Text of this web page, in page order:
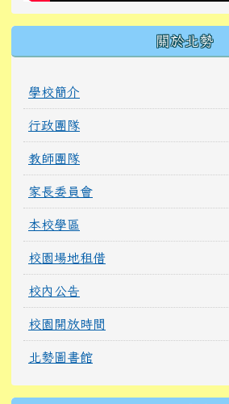
關於北勢
學校簡介
行政團隊
教師團隊
家長委員會
本校學區
校園場地租借
校內公告
校園開放時間
北勢圖書館